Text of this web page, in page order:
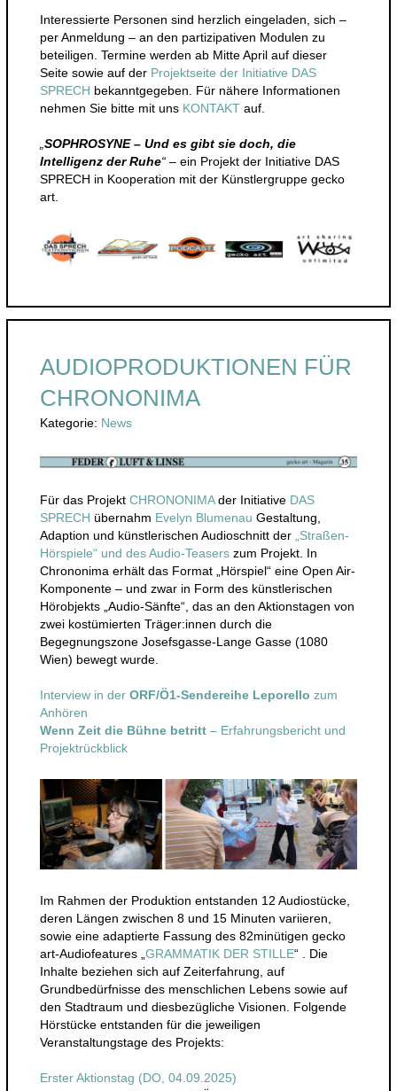
Interessierte Personen sind herzlich eingeladen, sich –
per Anmeldung – an den partizipativen Modulen zu
beteiligen. Termine werden ab Mitte April auf dieser
Seite sowie auf der Projektseite der Initiative DAS
SPRECH bekanntgegeben. Für nähere Informationen
nehmen Sie bitte mit uns KONTAKTauf.
SOPHROSYNE – Und es gibt sie doch, die
Intelligenz der Ruhe“– ein Projekt der Initiative DAS
SPRECH in Kooperation mit der Künstlergruppe gecko
art.
AUDIOPRODUKTIONEN FÜR
CHRONONIMA
Kategorie: News
Für das Projekt CHRONONIMAder Initiative DAS
SPRECH übernahm Evelyn Blumenau Gestaltung,
Adaption und künstlerischen Audioschnitt der„Straßen-
Hörspiele“ und des Audio-Teaserszum Projekt. In
Chrononima erhält das Format „Hörspiel“ eine Open Air-
Komponente – und zwar in Form des künstlerischen
Hörobjekts „Audio-Sänfte“, das an den Aktionstagen von
zwei kostümierten Träger:innen durch die
Begegnungszone Josefsgasse-Lange Gasse (1080
Wien) bewegt wurde.
Interview in der ORF/Ö1-Sendereihe Leporello zum
Anhören
Wenn Zeit die Bühne betritt– Erfahrungsbericht und
Projektrückblick
Im Rahmen der Produktion entstanden 12 Audiostücke,
deren Längen zwischen 8 und 15 Minuten variieren,
sowie eine adaptierte Fassung des 82minütigen gecko
art-Audiofeatures „ GRAMMATIK DER STILLE“ . Die
Inhalte beziehen sich auf Zeiterfahrung, auf
Grundbedürfnisse des menschlichen Lebens sowie auf
den Stadtraum und diesbezügliche Visionen. Folgende
Hörstücke entstanden für die jeweiligen
Veranstaltungstage des Projekts:
Erster Aktionstag (DO, 04.09.2025)